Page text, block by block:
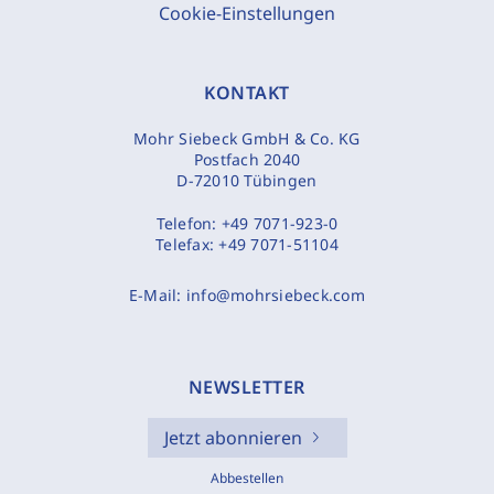
Cookie-Einstellungen
KONTAKT
Mohr Siebeck GmbH & Co. KG
Postfach 2040
D-72010 Tübingen
Telefon: +49 7071-923-0
Telefax:+49 7071-51104
E-Mail: info@mohrsiebeck.com
NEWSLETTER
Jetzt abonnieren
Abbestellen